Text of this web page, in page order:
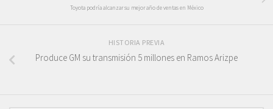
Toyota podría alcanzar su mejor año de ventas en México
HISTORIA PREVIA
Produce GM su transmisión 5 millones en Ramos Arizpe